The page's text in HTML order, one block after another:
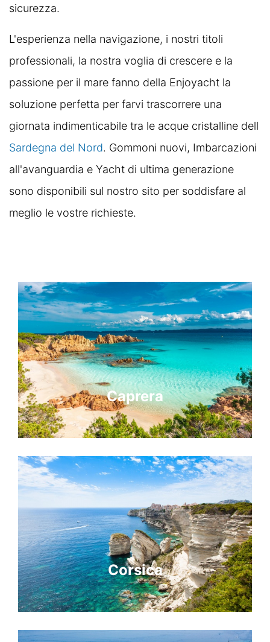
sicurezza.
L'esperienza nella navigazione, i nostri titoli
professionali, la nostra voglia di crescere e la
passione per il mare fanno della Enjoyacht la
soluzione perfetta per farvi trascorrere una
giornata indimenticabile tra le acque cristalline dell
Sardegna del Nord. Gommoni nuovi, Imbarcazioni
all'avanguardia e Yacht di ultima generazione
sono disponibili sul nostro sito per soddisfare al
meglio le vostre richieste.
Caprera
Corsica